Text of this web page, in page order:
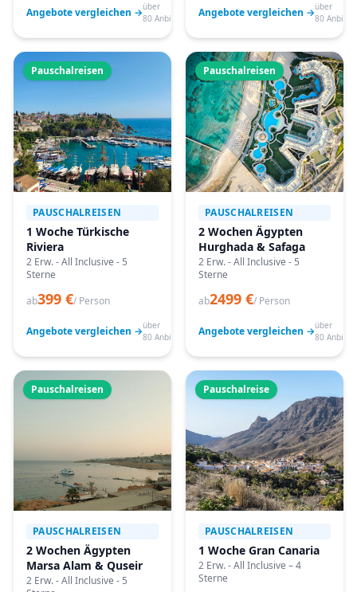
Angebote vergleichen →über
80 Anbieter
Angebote vergleichen →über
80
Pauschalreisen
PAUSCHALREISEN
1 Woche Türkische
Riviera
2 Erw. - All Inclusive - 5
Sterne
ab399 €/ Person
Angebote vergleichen →über
80 Anbieter
Pauschalreisen
PAUSCHALREISEN
2 Wochen Ägypten
Hurghada & Safaga
2 Erw. - All Inclusive - 5
Sterne
ab2499 €/ Person
Angebote vergleichen →über
80
Pauschalreisen
PAUSCHALREISEN
2 Wochen Ägypten
Marsa Alam & Quseir
2 Erw. - All Inclusive - 5
Pauschalreise
PAUSCHALREISEN
1 Woche Gran Canaria
2 Erw. - All Inclusive – 4
Sterne